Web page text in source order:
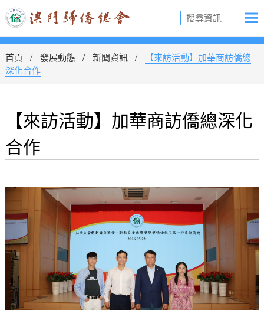
首頁 發展動態 新聞資訊
【來訪活動】加華商訪僑總
深化合作
【來訪活動】加華商訪僑總深化
合作